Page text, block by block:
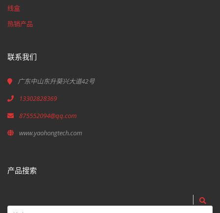
线盒
热销产品
联系我们
广东中山东升葵兴大道42号
13302828369
875552094@qq.com
www.yaohongtech.com
产品搜索